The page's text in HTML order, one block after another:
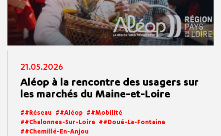
21.05.2026
Aléop à la rencontre des usagers sur
les marchés du Maine-et-Loire
#réseau #aléop
#mobilité
#Chalonnes-Sur-Loire
#Doué-La-Fontaine
#Chemillé-En-Anjou